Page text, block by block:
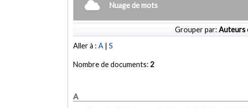
Nuage de mots
Grouper par: Auteurs
Aller à :A |S
Nombre de documents:2
A